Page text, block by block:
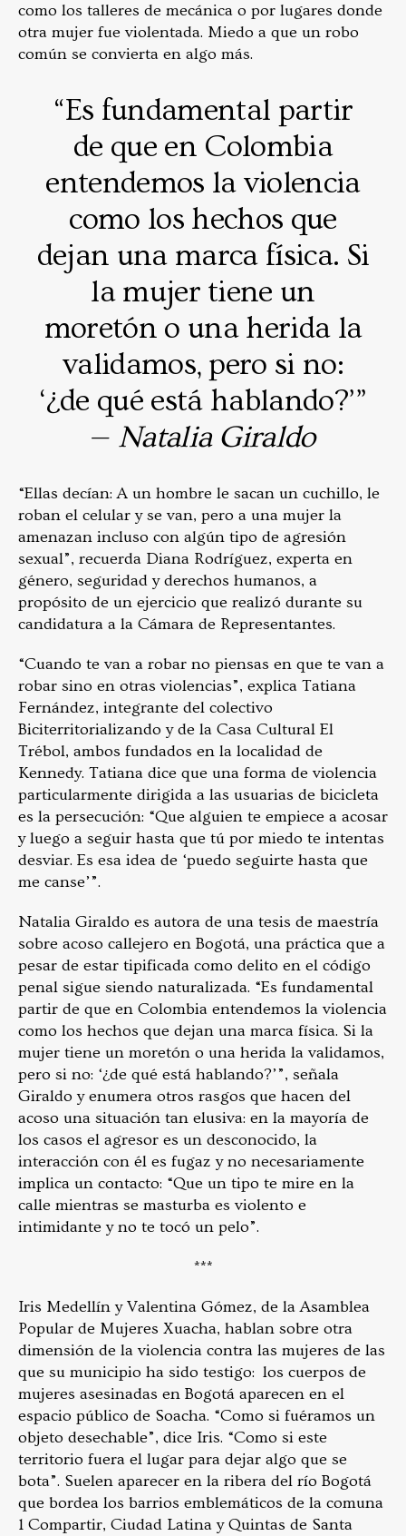
como los talleres de mecánica o por lugares donde
otra mujer fue violentada. Miedo a que un robo
común se convierta en algo más.
“Es fundamental partir
de que en Colombia
entendemos la violencia
como los hechos que
dejan una marca física. Si
la mujer tiene un
moretón o una herida la
validamos, pero si no:
‘¿de qué está hablando?’”
— Natalia Giraldo
“Ellas decían: A un hombre le sacan un cuchillo, le
roban el celular y se van, pero a una mujer la
amenazan incluso con algún tipo de agresión
sexual”, recuerda Diana Rodríguez, experta en
género, seguridad y derechos humanos, a
propósito de un ejercicio que realizó durante su
candidatura a la Cámara de Representantes.
“Cuando te van a robar no piensas en que te van a
robar sino en otras violencias”, explica Tatiana
Fernández, integrante del colectivo
Biciterritorializando y de la Casa Cultural El
Trébol, ambos fundados en la localidad de
Kennedy. Tatiana dice que una forma de violencia
particularmente dirigida a las usuarias de bicicleta
es la persecución: “Que alguien te empiece a acosar
y luego a seguir hasta que tú por miedo te intentas
desviar. Es esa idea de ‘puedo seguirte hasta que
me canse’”.
Natalia Giraldo es autora de una tesis de maestría
sobre acoso callejero en Bogotá, una práctica que a
pesar de estar tipificada como delito en el código
penal sigue siendo naturalizada. “Es fundamental
partir de que en Colombia entendemos la violencia
como los hechos que dejan una marca física. Si la
mujer tiene un moretón o una herida la validamos,
pero si no: ‘¿de qué está hablando?’”, señala
Giraldo y enumera otros rasgos que hacen del
acoso una situación tan elusiva: en la mayoría de
los casos el agresor es un desconocido, la
interacción con él es fugaz y no necesariamente
implica un contacto: “Que un tipo te mire en la
calle mientras se masturba es violento e
intimidante y no te tocó un pelo”.
***
Iris Medellín y Valentina Gómez, de la Asamblea
Popular de Mujeres Xuacha, hablan sobre otra
dimensión de la violencia contra las mujeres de las
que su municipio ha sido testigo: los cuerpos de
mujeres asesinadas en Bogotá aparecen en el
espacio público de Soacha. “Como si fuéramos un
objeto desechable”, dice Iris. “Como si este
territorio fuera el lugar para dejar algo que se
bota”. Suelen aparecer en la ribera del río Bogotá
que bordea los barrios emblemáticos de la comuna
1 Compartir, Ciudad Latina y Quintas de Santa